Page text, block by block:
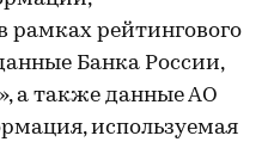
рамках рейтингового
Банка России,
а также данные АО
используемая